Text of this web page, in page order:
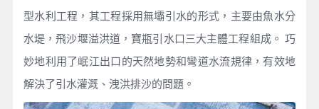
型水利工程，其工程採用無壩引水的形式，主要由魚水分
水堤，飛沙堰溢洪道，寶瓶引水口三大主體工程組成。 巧
妙地利用了岷江出口的天然地勢和彎道水流規律，有效地
解決了引水灌溉、洩洪排沙的問題。